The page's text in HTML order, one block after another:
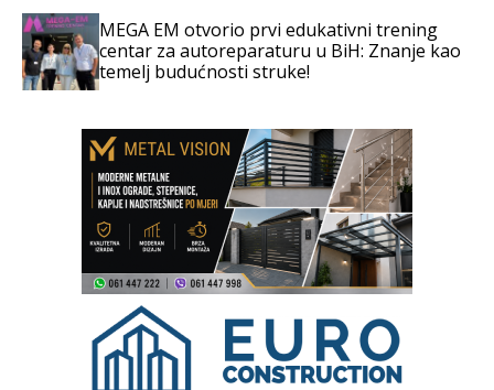
MEGA EM otvorio prvi edukativni trening
centar za autoreparaturu u BiH: Znanje kao
temelj budućnosti struke!